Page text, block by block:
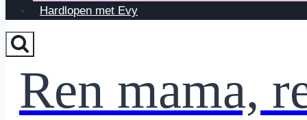
Hardlopen met Evy
Ren mama,